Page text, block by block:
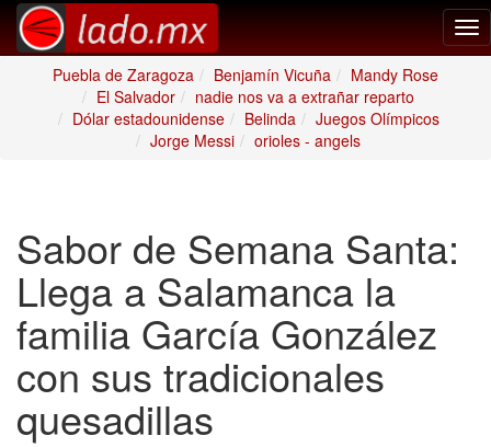
Puebla de Zaragoza
Benjamín Vicuña
Mandy Rose
El Salvador
nadie nos va a extrañar reparto
Dólar estadounidense
Belinda
Juegos Olímpicos
Jorge Messi
orioles - angels
Sabor de Semana Santa:
Llega a Salamanca la
familia García González
con sus tradicionales
quesadillas